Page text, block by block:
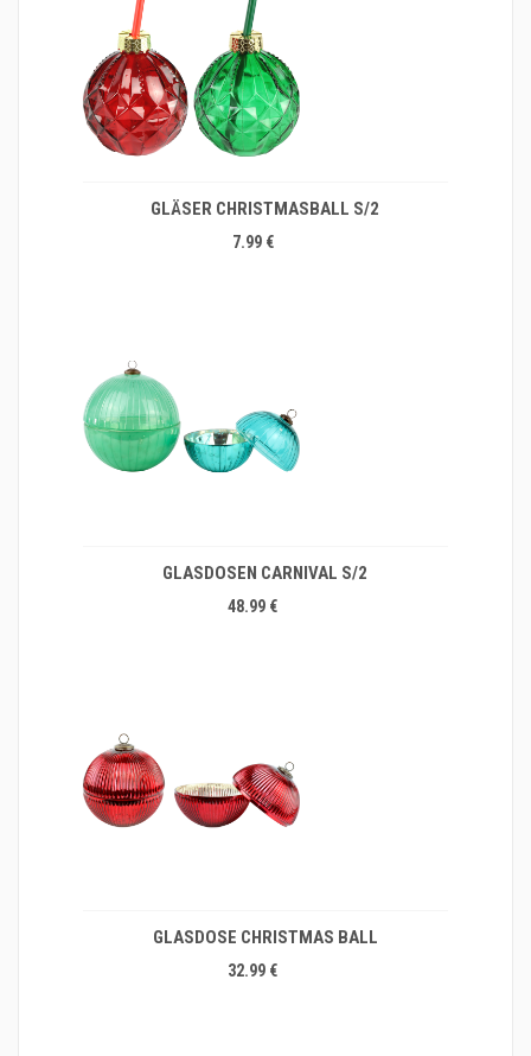
GLÄSER CHRISTMASBALL S/2
7.99 €
GLASDOSEN CARNIVAL S/2
48.99 €
GLASDOSE CHRISTMAS BALL
32.99 €